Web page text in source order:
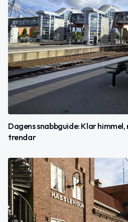
Dagens snabbguide: Klar
trendar